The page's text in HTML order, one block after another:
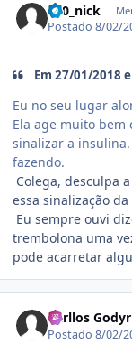
100_nick
Postado8/02/
Em 27/01/2018
Eu no seu lugar
Ela age muito bem
sinalizar a
fazendo.
Colega, desculpa
essa sinalização
Eu sempre ouvi
trembolona uma
pode acarretar
Carllos Godyr
Postado8/02/